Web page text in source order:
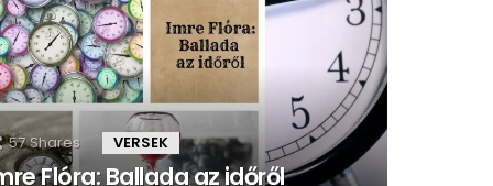
57 Shares VERSEK
Flóra: Ballada az időről